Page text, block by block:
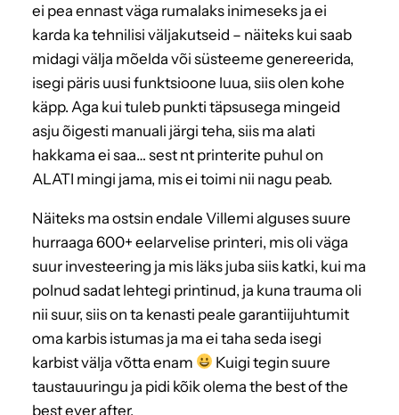
ei pea ennast väga rumalaks inimeseks ja ei
karda ka tehnilisi väljakutseid – näiteks kui saab
midagi välja mõelda või süsteeme genereerida,
isegi päris uusi funktsioone luua, siis olen kohe
käpp. Aga kui tuleb punkti täpsusega mingeid
asju õigesti manuali järgi teha, siis ma alati
hakkama ei saa… sest nt printerite puhul on
ALATI mingi jama, mis ei toimi nii nagu peab.
Näiteks ma ostsin endale Villemi alguses suure
hurraaga 600+ eelarvelise printeri, mis oli väga
suur investeering ja mis läks juba siis katki, kui ma
polnud sadat lehtegi printinud, ja kuna trauma oli
nii suur, siis on ta kenasti peale garantiijuhtumit
oma karbis istumas ja ma ei taha seda isegi
karbist välja võtta enam
Kuigi tegin suure
taustauuringu ja pidi kõik olema the best of the
best ever after.